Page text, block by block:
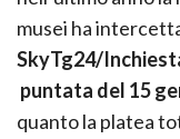
musei ha
SkyTg24/
puntata del 15
quanto la platea